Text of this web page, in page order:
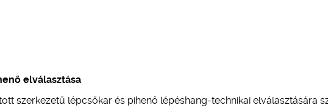
elválasztása
szerkezetű lépcsőkar és pihenő lépéshang-technikai elválasztására